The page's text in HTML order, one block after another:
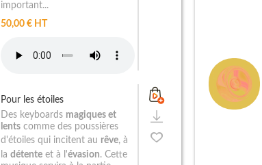
important...
50,00 € HT
Pour les étoiles
Des keyboards magiques et
lents comme des poussières
d'étoiles qui incitent au rêve, à
ladétente et à l'évasion. Cette